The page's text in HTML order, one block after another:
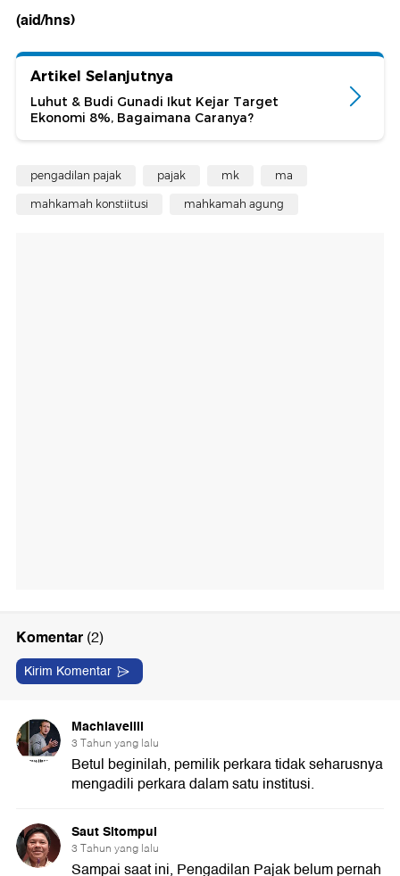
(aid/hns)
Artikel Selanjutnya
Luhut & Budi Gunadi Ikut Kejar Target
Ekonomi 8%, Bagaimana Caranya?
pengadilan pajak pajak mk ma
mahkamah konstiitusi mahkamah agung